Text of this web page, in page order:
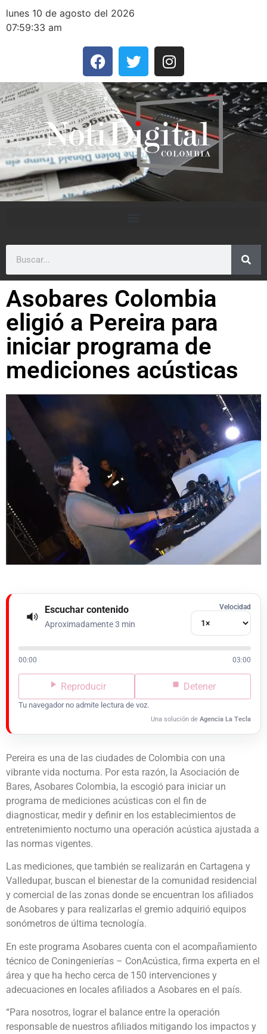
lunes 10 de agosto del 2026
07:59:33 am
Asobares Colombia
eligió a Pereira para
iniciar programa de
mediciones acústicas
Escuchar contenido
Aproximadamente 3 min
Velocidad
00:00 03:00
Reproducir Detener
Tu navegador no admite lectura de voz.
Una solución de Agencia La Tecla
Pereira es una de las ciudades de Colombia con una
vibrante vida nocturna. Por esta razón, la Asociación de
Bares, Asobares Colombia, la escogió para iniciar un
programa de mediciones acústicas con el fin de
diagnosticar, medir y definir en los establecimientos de
entretenimiento nocturno una operación acústica ajustada a
las normas vigentes.
Las mediciones, que también se realizarán en Cartagena y
Valledupar, buscan el bienestar de la comunidad residencial
y comercial de las zonas donde se encuentran los afiliados
de Asobares y para realizarlas el gremio adquirió equipos
sonómetros de última tecnología.
En este programa Asobares cuenta con el acompañamiento
técnico de Coningenierías – ConAcústica, firma experta en el
área y que ha hecho cerca de 150 intervenciones y
adecuaciones en locales afiliados a Asobares en el país.
“Para nosotros, lograr el balance entre la operación
responsable de nuestros afiliados mitigando los impactos y